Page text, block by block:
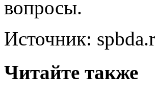
вопросы.
Источник:
Читайте также